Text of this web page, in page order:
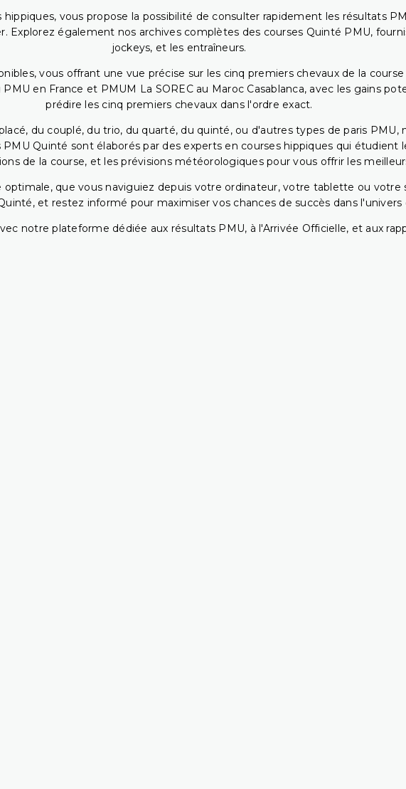
hippiques, vous propose la possibilité de consulter rapidement les résultats
Explorez également nos archives complètes des courses Quinté PMU,
jockeys, et les entraîneurs.
vous offrant une vue précise sur les cinq premiers chevaux de la
en France et PMUM La SOREC au Maroc Casablanca, avec les gains
prédire les cinq premiers chevaux dans l'ordre exact.
du couplé, du trio, du quarté, du quinté, ou d'autres types de paris PMU,
Quinté sont élaborés par des experts en courses hippiques qui étudient
de la course, et les prévisions météorologiques pour vous offrir les
que vous naviguiez depuis votre ordinateur, votre tablette ou votre
et restez informé pour maximiser vos chances de succès dans l'univers
notre plateforme dédiée aux résultats PMU, à l'Arrivée Officielle, et aux